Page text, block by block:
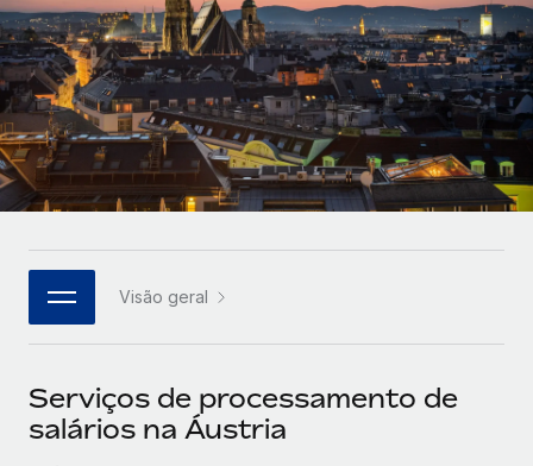
Obtenha apoio especializado em RH e
conformidade globais
CASE STUDIES
Español
Italiano
Português (Portugal)
日本語
한국어
中文（简体）
Visão geral
Serviços de processamento de
salários na Áustria